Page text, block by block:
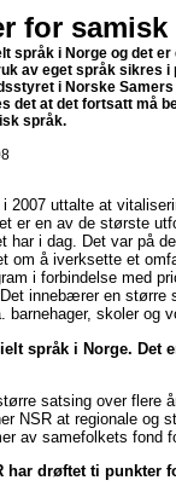
for
språk i Norge og det
av eget språk sikres i
i Norske
det at det fortsatt må
språk.
2007 uttalte at
er en av de største
har i dag. Det var på
om å iverksette et
i forbindelse med
innebærer en større
barnehager, skoler og
språk i Norge. Det
satsing over flere
NSR at regionale og
av samefolkets fond
har drøftet ti punkter